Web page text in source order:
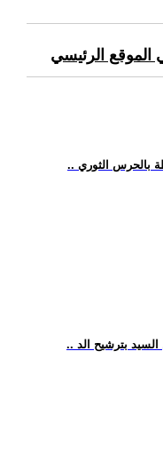
الموقع الرئيسي
بالحرس الثوري
بترشيح الد